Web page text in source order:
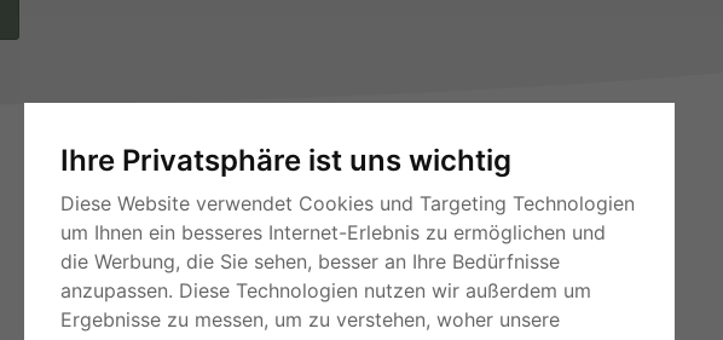
Ihre Privatsphäre ist uns wichtig
Diese Website verwendet Cookies und Targeting Technologien
um Ihnen ein besseres Internet-Erlebnis zu ermöglichen und
die Werbung, die Sie sehen, besser an Ihre Bedürfnisse
anzupassen. Diese Technologien nutzen wir außerdem um
Ergebnisse zu messen, um zu verstehen, woher unsere
AGB
RSS-Feeds